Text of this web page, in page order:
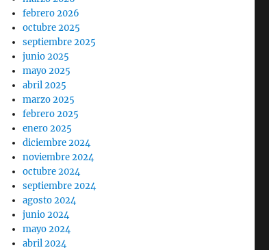
febrero 2026
octubre 2025
septiembre 2025
junio 2025
mayo 2025
abril 2025
marzo 2025
febrero 2025
enero 2025
diciembre 2024
noviembre 2024
octubre 2024
septiembre 2024
agosto 2024
junio 2024
mayo 2024
abril 2024